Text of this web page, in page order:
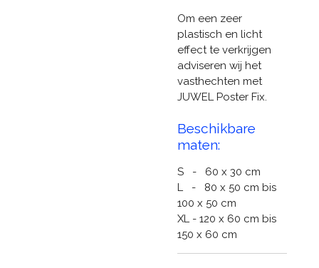
Om een zeer
plastisch en licht
effect te verkrijgen
adviseren wij het
vasthechten met
JUWEL Poster Fix.
Beschikbare
maten:
S - 60 x 30 cm
L - 80 x 50 cm bis
100 x 50 cm
XL - 120 x 60 cm bis
150 x 60 cm